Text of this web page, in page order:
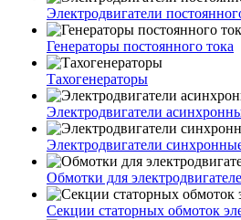
Электродвигатели
Генераторы постоянного тока
Тахогенераторы
Электродвигатели
Электродвигатели
Обмотки для
Секции статорных обмоток